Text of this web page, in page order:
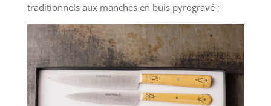
traditionnels aux manches en buis pyrogravé ;